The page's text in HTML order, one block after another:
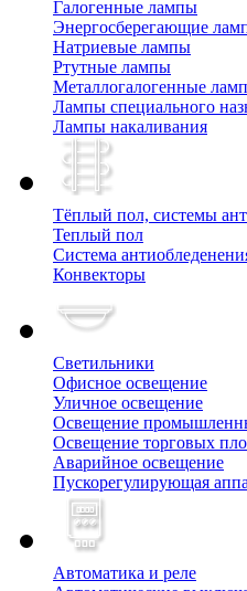
Галогенные лампы
Энергосберегающие
Натриевые лампы
Ртутные лампы
Металлогалогенные
Лампы специального
Лампы накаливания
Тёплый пол, cистемы
Теплый пол
Система
Конвекторы
Светильники
Офисное освещение
Уличное освещение
Освещение
Освещение торговых
Аварийное освещение
Пускорегулирующая
Автоматика и реле